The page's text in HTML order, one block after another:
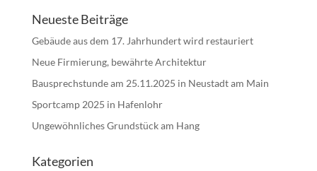
Neueste Beiträge
Gebäude aus dem 17. Jahrhundert wird restauriert
Neue Firmierung, bewährte Architektur
Bausprechstunde am 25.11.2025 in Neustadt am Main
Sportcamp 2025 in Hafenlohr
Ungewöhnliches Grundstück am Hang
Kategorien